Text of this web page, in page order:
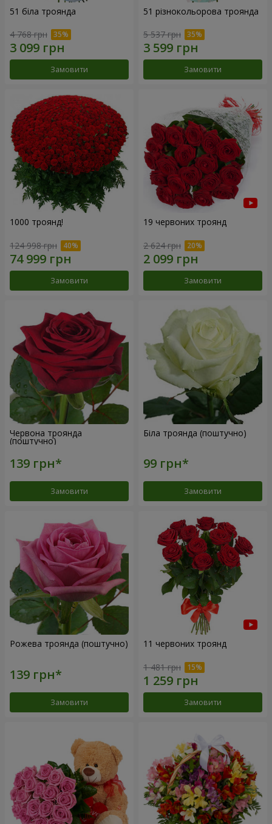
51 біла троянда
4 768 грн
Замовити
51 різнокольорова троянда
5 537 грн
Замовити
1000 троянд!
124 998 грн
Замовити
19 червоних троянд
2 624 грн
Замовити
Червона троянда
(поштучно)
Замовити
Біла троянда (поштучно)
Замовити
Рожева троянда (поштучно)
Замовити
11 червоних троянд
1 481 грн
Замовити